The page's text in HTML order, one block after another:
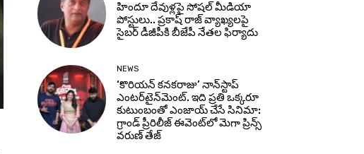
హిందూ దేవుళ్లపై సోషల్ మీడియా
పోస్టులు.. ప్రకాష్ రాజ్ వ్యాఖ్యలపై
సైబర్ డీజీపీకి బీజేపీ నేతల ఫిర్యాదు
NEWS
‘కొరియన్ కనకరాజు’ నాన్‌స్టాప్
ఎంటర్‌టైన్‌మెంట్. ఇది ప్రతి ఒక్కరూ
కుటుంబంతో ఎంజాయ్ చేసే సినిమా:
గ్రాండ్ ప్రీరిలీజ్ ఈవెంట్‌లో మెగా ప్రిన్స్
వరుణ్ తేజ్